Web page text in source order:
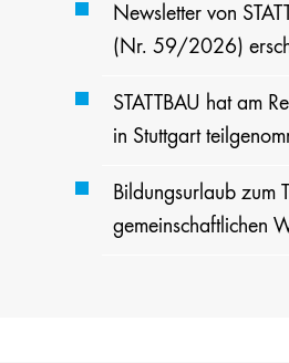
Newsletter von
(Nr. 59/2026)
STATTBAU hat am
in Stuttgart
Bildungsurlaub zum
gemeinschaftlichen